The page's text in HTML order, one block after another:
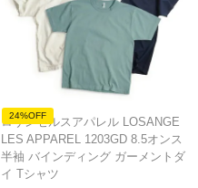
24%OFF
ロサンゼルスアパレル LOSANGE
LES APPAREL 1203GD 8.5オンス
半袖 バインディング ガーメントダ
イ Tシャツ